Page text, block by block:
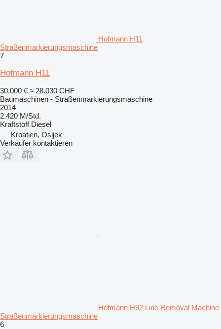
Hofmann H11
Straßenmarkierungsmaschine
7
Hofmann H11
30.000 € ≈ 28.030 CHF
Baumaschinen - Straßenmarkierungsmaschine
2014
2.420 M/Std.
Kraftstoff Diesel
Kroatien, Osijek
Verkäufer kontaktieren
Hofmann H92 Line Removal Machine
Straßenmarkierungsmaschine
6